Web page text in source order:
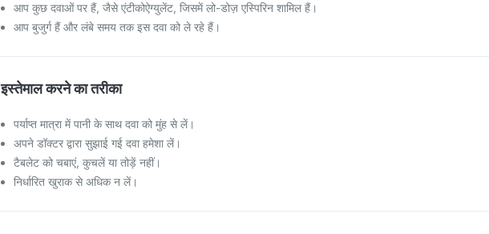
आप कुछ दवाओं पर हैं, जैसे एंटीकोऐग्युलेंट, जिसमें लो-डोज़ एस्पिरिन शामिल हैं।
आप बुजुर्ग हैं और लंबे समय तक इस दवा को ले रहे हैं।
इस्तेमाल करने का तरीका
पर्याप्त मात्रा में पानी के साथ दवा को मुंह से लें।
अपने डॉक्टर द्वारा सुझाई गई दवा हमेशा लें।
टैबलेट को चबाएं, कुचलें या तोड़ें नहीं।
निर्धारित खुराक से अधिक न लें।